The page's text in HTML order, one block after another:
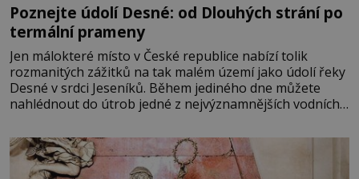
Poznejte údolí Desné: od Dlouhých strání po
termální prameny
Jen málokteré místo v České republice nabízí tolik
rozmanitých zážitků na tak malém území jako údolí řeky
Desné v srdci Jeseníků. Během jediného dne můžete
nahlédnout do útrob jedné z nejvýznamnějších vodních
se na koloběžce a den zakončit poznáváním památek ve
Velkých Losinách nebo v termálním